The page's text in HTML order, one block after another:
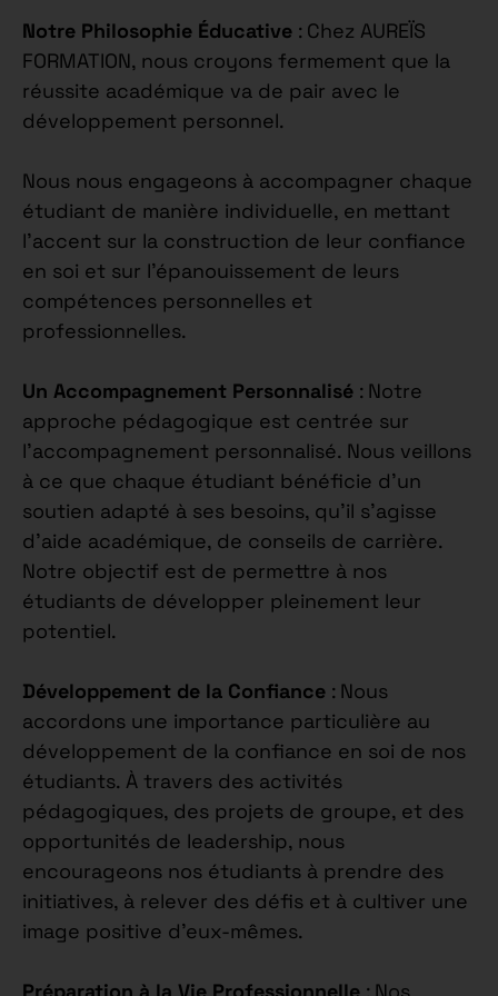
Notre Philosophie Éducative : Chez AUREÏS
FORMATION, nous croyons fermement que la
réussite académique va de pair avec le
développement personnel.
Nous nous engageons à accompagner chaque
étudiant de manière individuelle, en mettant
l’accent sur la construction de leur confiance
en soi et sur l’épanouissement de leurs
compétences personnelles et
professionnelles.
Un Accompagnement Personnalisé : Notre
approche pédagogique est centrée sur
l’accompagnement personnalisé. Nous veillons
à ce que chaque étudiant bénéficie d’un
soutien adapté à ses besoins, qu’il s’agisse
d’aide académique, de conseils de carrière.
Notre objectif est de permettre à nos
étudiants de développer pleinement leur
potentiel.
Développement de la Confiance : Nous
accordons une importance particulière au
développement de la confiance en soi de nos
étudiants. À travers des activités
pédagogiques, des projets de groupe, et des
opportunités de leadership, nous
encourageons nos étudiants à prendre des
initiatives, à relever des défis et à cultiver une
image positive d’eux-mêmes.